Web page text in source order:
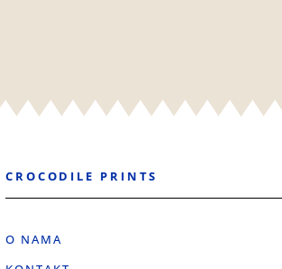
CROCODILE PRINTS
O NAMA